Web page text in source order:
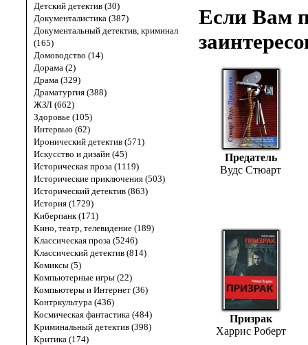
Детский детектив (30)
Документалистика (387)
Документальный детектив, криминал
(165)
Домоводство (14)
Дорама (2)
Драма (329)
Драматургия (388)
ЖЗЛ (662)
Здоровье (105)
Интервью (62)
Иронический детектив (571)
Искусство и дизайн (45)
Историческая проза (1119)
Исторические приключения (503)
Исторический детектив (863)
История (1729)
Киберпанк (171)
Кино, театр, телевидение (189)
Классическая проза (5246)
Классический детектив (814)
Комиксы (5)
Компьютерные игры (22)
Компьютеры и Интернет (36)
Контркультура (436)
Космическая фантастика (484)
Криминальный детектив (398)
Критика (174)
Если Вам
Предатель
Вудс Стюарт
Призрак
Харрис Роберт